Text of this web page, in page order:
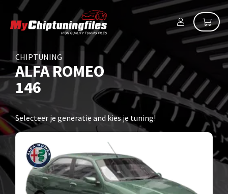
CHIPTUNING
ALFA ROMEO
146
Selecteer je generatie and kies je tuning!